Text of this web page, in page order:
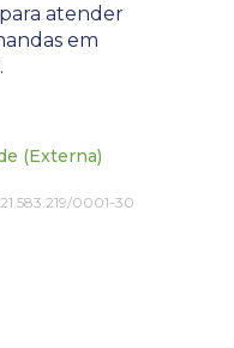
atender
em
(Externa)
0001-30